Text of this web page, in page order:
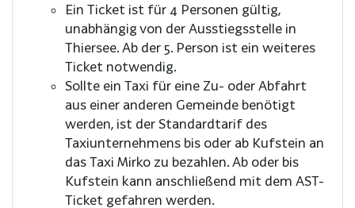
Ein Ticket ist für 4 Personen gültig,
unabhängig von der Ausstiegsstelle in
Thiersee. Ab der 5. Person ist ein weiteres
Ticket notwendig.
Sollte ein Taxi für eine Zu- oder Abfahrt
aus einer anderen Gemeinde benötigt
werden, ist der Standardtarif des
Taxiunternehmens bis oder ab Kufstein an
das Taxi Mirko zu bezahlen. Ab oder bis
Kufstein kann anschließend mit dem AST-
Ticket gefahren werden.